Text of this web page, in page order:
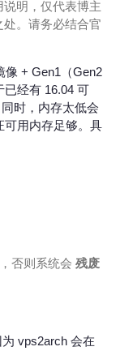
明，仅代表博主
。请务必结合官
像 + Gen1（Gen2
已经有 16.04 可
时，内存太低会
可用内存足够。具
否则系统会 残废
为 vps2arch 会在